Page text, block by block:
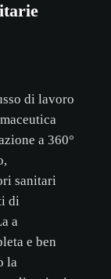
di lavoro
a 360°
sanitari
di
a
e ben
la